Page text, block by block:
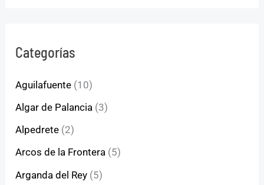
Categorías
Aguilafuente (10)
Algar de Palancia (3)
Alpedrete (2)
Arcos de la Frontera (5)
Arganda del Rey (5)